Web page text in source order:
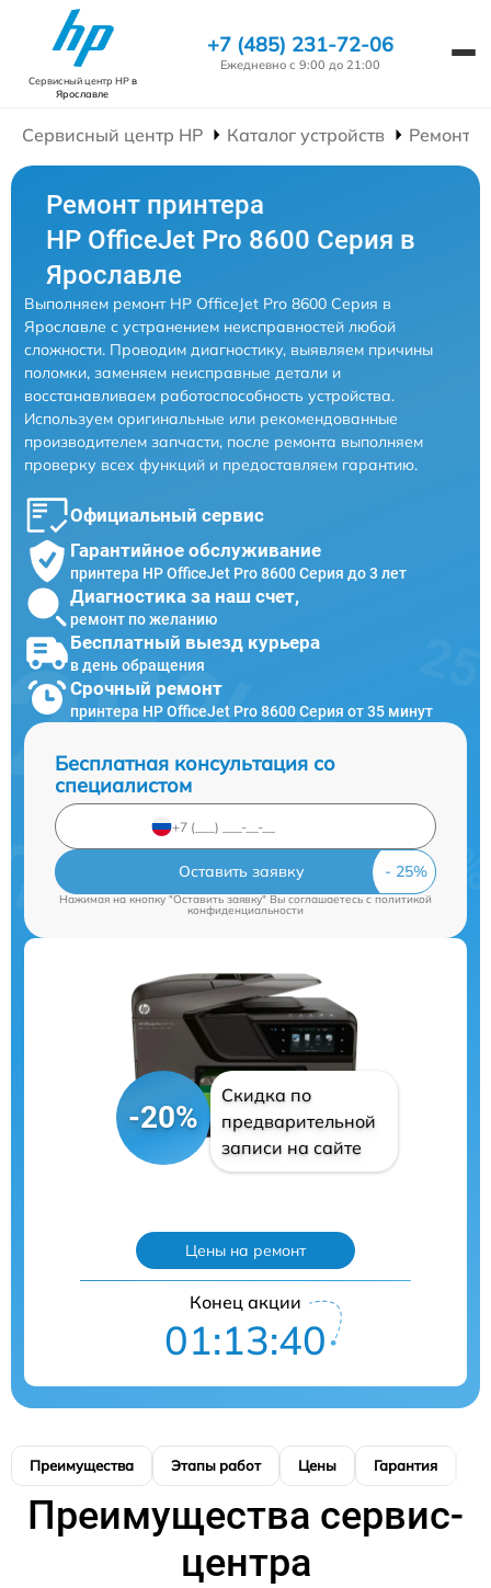
Сервисный центр HPв
Ярославле
+7 (485) 231-72-06
Ежедневно с 9:00 до 21:00
Сервисный центр HP Каталог устройств Ремонт
Ремонт принтера
HP OfficeJet Pro 8600 Серия в
Ярославле
Выполняем ремонт HP OfficeJet Pro 8600 Серия в
Ярославле с устранением неисправностей любой
сложности. Проводим диагностику, выявляем причины
поломки, заменяем неисправные детали и
восстанавливаем работоспособность устройства.
Используем оригинальные или рекомендованные
производителем запчасти, после ремонта выполняем
проверку всех функций и предоставляем гарантию.
Официальный сервис
Гарантийное обслуживание
принтера HP OfficeJet Pro 8600 Серия до 3 лет
Диагностика за наш счет,
ремонт по желанию
Бесплатный выезд курьера
в день обращения
Срочный ремонт
принтера HP OfficeJet Pro 8600 Серия от 35 минут
Бесплатная консультация со
специалистом
Оставить заявку
Нажимая на кнопку "Оставить заявку" Вы соглашаетесь cполитикой
конфиденциальности
-20%
Скидка по
предварительной
записи на сайте
Цены на ремонт
Конец акции
01:13:40
Преимущества Этапы работ Цены Гарантия
Преимущества сервис-
центра